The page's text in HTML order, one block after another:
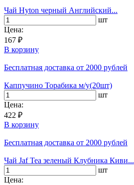
Чай Hyton черный Английский...
шт
Цена:
167 ₽
В корзину
Бесплатная доставка от 2000 рублей
Каппучино Торабика м/у(20шт)
шт
Цена:
422 ₽
В корзину
Бесплатная доставка от 2000 рублей
Чай Jaf Tea зеленый Клубника Киви...
шт
Цена: